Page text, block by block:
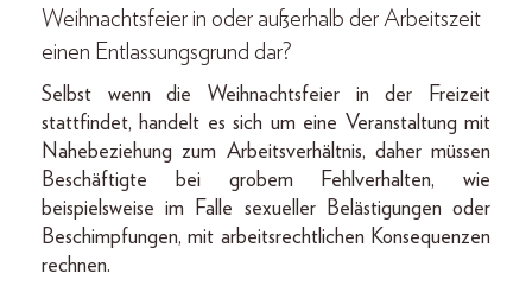
Weihnachtsfeier in oder außerhalb der Arbeitszeit
einen Entlassungsgrund dar?
Selbst wenn die Weihnachtsfeier in der Freizeit
stattfindet, handelt es sich um eine Veranstaltung mit
Nahebeziehung zum Arbeitsverhältnis, daher müssen
Beschäftigte bei grobem Fehlverhalten, wie
beispielsweise im Falle sexueller Belästigungen oder
Beschimpfungen, mit arbeitsrechtlichen Konsequenzen
rechnen.